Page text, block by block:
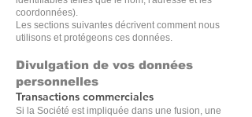
coordonnées).
Les sections suivantes décrivent comment nous
utilisons et protégeons ces données.
Divulgation de vos données
personnelles
Transactions commerciales
Si la Société est impliquée dans une fusion, une